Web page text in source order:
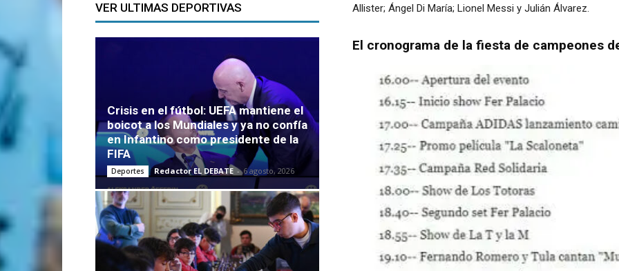
Allister; Ángel Di María; Lionel Messi y Julián Álvarez.
El cronograma de la fiesta de campeones
VER ULTIMAS DEPORTIVAS
Crisis en el fútbol: UEFA mantiene el
boicot a los Mundiales y ya no confía
en Infantino como presidente de la
FIFA
Deportes Redactor EL DEBATE - 6 agosto, 2026